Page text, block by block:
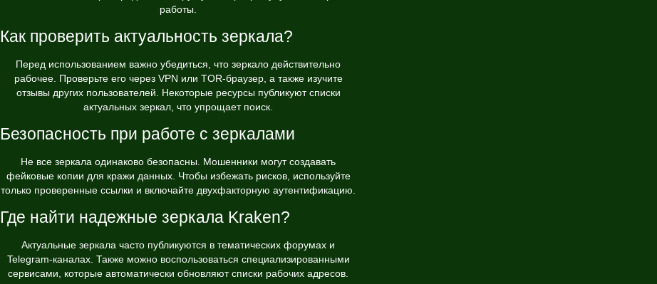
работы.
Как проверить актуальность зеркала?
Перед использованием важно убедиться, что зеркало действительно
рабочее. Проверьте его через VPN или TOR-браузер, а также изучите
отзывы других пользователей. Некоторые ресурсы публикуют списки
актуальных зеркал, что упрощает поиск.
Безопасность при работе с зеркалами
Не все зеркала одинаково безопасны. Мошенники могут создавать
фейковые копии для кражи данных. Чтобы избежать рисков, используйте
только проверенные ссылки и включайте двухфакторную аутентификацию.
Где найти надежные зеркала Kraken?
Актуальные зеркала часто публикуются в тематических форумах и
Telegram-каналах. Также можно воспользоваться специализированными
сервисами, которые автоматически обновляют списки рабочих адресов.